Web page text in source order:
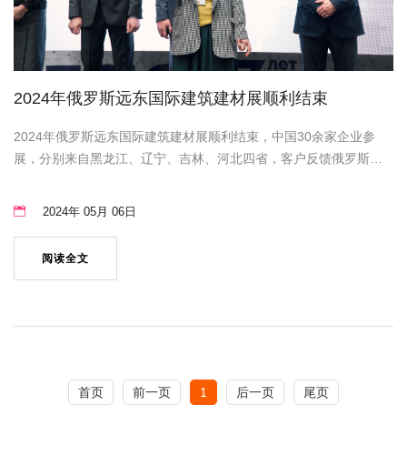
2024年俄罗斯远东国际建筑建材展顺利结束
2024年俄罗斯远东国际建筑建材展顺利结束，中国30余家企业参
展，分别来自黑龙江、辽宁、吉林、河北四省，客户反馈俄罗斯市
2024年 05月 06日
阅读全文
首页 前一页 1 后一页 尾页